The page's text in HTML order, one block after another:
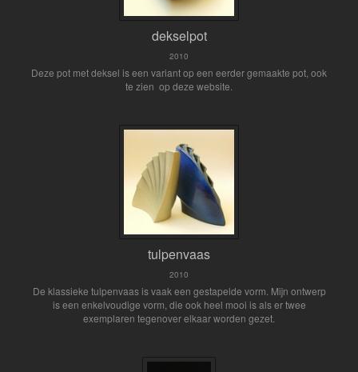
dekselpot
2010
Deze pot met deksel is een variant op een eerder gemaakte pot, ook
te zien op deze website.
tulpenvaas
2010
De klassieke tulpenvaas is vaak een gestapelde vorm. Mijn ontwerp
is een enkelvoudige vorm, die ook heel mooi is als er twee
exemplaren tegenover elkaar worden gezet.